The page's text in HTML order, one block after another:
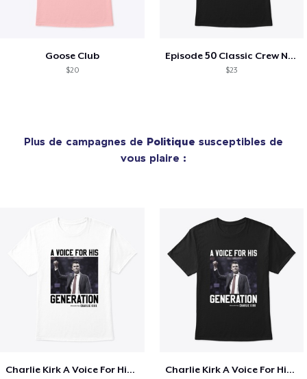
Goose Club
$20
Episode 50 Classic Crew Neck T-Shirt
$23
Plus de campagnes de Politique susceptibles de
vous plaire :
Charlie Kirk A Voice For His Generation Charlie Kirk A Voice For His Generation